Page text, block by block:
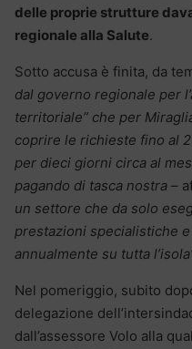
delle proprie strutture
regionale alla Salute.
Sotto accusa è finita, da
dal governo regionale per
territoriale” che per
coprire le richieste fino al
per dieci giorni circa al
pagando di tasca nostra –
un settore che da solo
prestazioni specialistiche
annualmente su tutta
Nel pomeriggio, subito
delegazione
dall’assessore Volo alla